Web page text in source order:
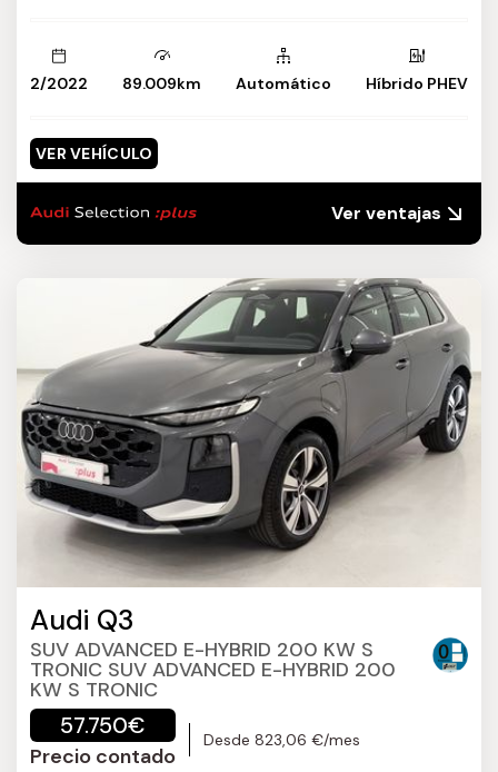
2/2022 89.009km Automático Híbrido PHEV
VER VEHÍCULO
Ver ventajas
Audi Q3
SUV ADVANCED E-HYBRID 200 KW S
TRONIC SUV ADVANCED E-HYBRID 200
KW S TRONIC
57.750€
Precio contado
Desde 823,06 €/mes